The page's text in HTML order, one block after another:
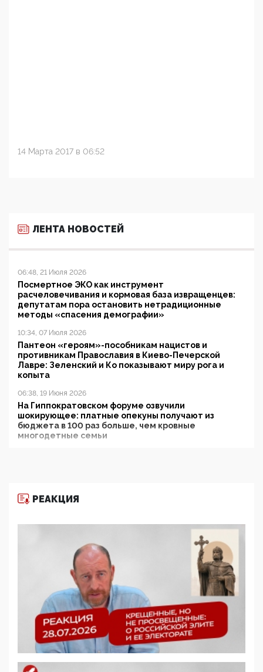
14 Марта 2017 в 06:52
ЛЕНТА НОВОСТЕЙ
06:48, 21 Июля 2026
Посмертное ЭКО как инструмент
расчеловечивания и кормовая база извращенцев:
депутатам пора остановить нетрадиционные
методы «спасения демографии»
10:34, 07 Июля 2026
Пантеон «героям»-пособникам нацистов и
противникам Православия в Киево-Печерской
Лавре: Зеленский и Ко показывают миру рога и
копыта
06:38, 19 Июня 2026
На Гиппократовском форуме озвучили
шокирующее: платные опекуны получают из
бюджета в 100 раз больше, чем кровные
многодетные семьи
11:53, 09 Июня 2026
деятельность ИИТО ЮНЕСКО в России, но
цифроглобалисты продолжают определять
повестку в образовании
09:43, 01 Июня 2026
5G за счет здоровья граждан: Минцифры намерено
отобрать у регионов и муниципалитетов право
защищать жилые дома и социальные объекты от
05:58, 26 Мая 2026
Роскомнадзор освободили от борца с
деструктивным и опасным контентом
07:39, 25 Мая 2026
РЕАКЦИЯ